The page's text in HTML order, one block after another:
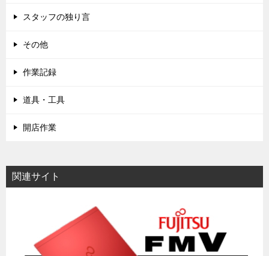
スタッフの独り言
その他
作業記録
道具・工具
開店作業
関連サイト